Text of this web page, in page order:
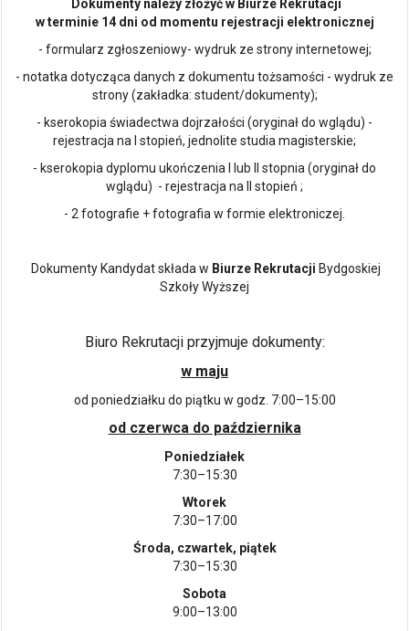
Dokumenty należy złożyć w Biurze Rekrutacji
w terminie 14 dni od momentu rejestracji elektronicznej
- formularz zgłoszeniowy- wydruk ze strony internetowej;
- notatka dotycząca danych z dokumentu tożsamości - wydruk ze
strony (zakładka: student/dokumenty);
- kserokopia świadectwa dojrzałości (oryginał do wglądu) -
rejestracja na I stopień, jednolite studia magisterskie;
- kserokopia dyplomu ukończenia I lub II stopnia (oryginał do
wglądu) - rejestracja na II stopień ;
- 2 fotografie + fotografia w formie elektroniczej.
Dokumenty Kandydat składa w Biurze Rekrutacji Bydgoskiej
Szkoły Wyższej
Biuro Rekrutacji przyjmuje dokumenty:
w maju
od poniedziałku do piątku w godz. 7:00–15:00
od czerwca do października
Poniedziałek
7:30–15:30
Wtorek
7:30–17:00
Środa, czwartek, piątek
7:30–15:30
Sobota
9:00–13:00